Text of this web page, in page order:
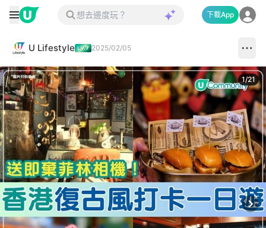
下載App
U Lifestyle 2025/02/05
1/21